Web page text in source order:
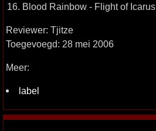
16. Blood Rainbow - Flight of Icarus
Reviewer: Tjitze
Toegevoegd: 28 mei 2006
Meer:
label